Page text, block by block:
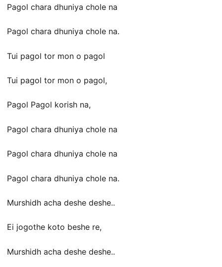
Pagol chara dhuniya chole na
Pagol chara dhuniya chole na.
Tui pagol tor mon o pagol
Tui pagol tor mon o pagol,
Pagol Pagol korish na,
Pagol chara dhuniya chole na
Pagol chara dhuniya chole na
Pagol chara dhuniya chole na.
Murshidh acha deshe deshe..
Ei jogothe koto beshe re,
Murshidh acha deshe deshe..